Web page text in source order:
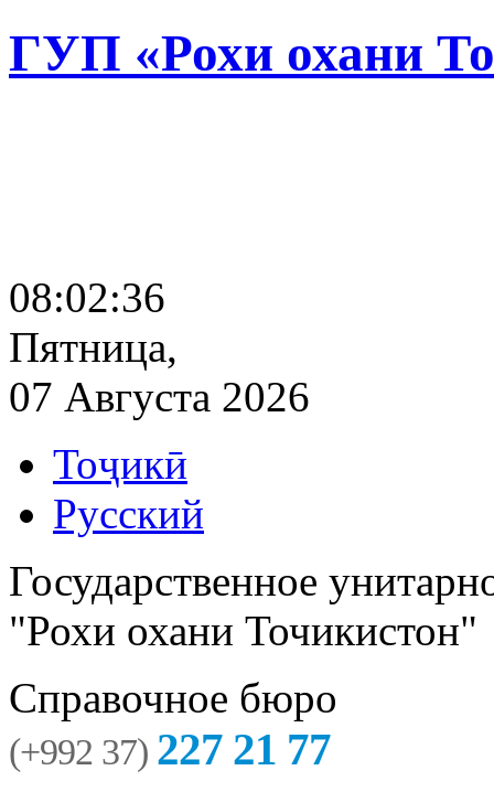
ГУП «Рохи охани
08:02:37
Пятница,
07 Августа 2026
Тоҷикӣ
Русский
Государственное
"Рохи охани Точикистон"
Справочное бюро
(+992 37) 227 21 77